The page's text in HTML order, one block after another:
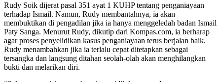
Rudy Soik dijerat pasal 351 ayat 1 KUHP tentang penganiayaan
terhadap Ismail. Namun, Rudy membantahnya, ia akan
membuktikan di pengadilan jika ia hanya menggeledah badan Ismail
Paty Sanga. Menurut Rudy, dikutip dari Kompas.com, ia berharap
agar proses penyelidikan kasus penganiayaan terus berjalan baik.
Rudy menambahkan jika ia terlalu cepat ditetapkan sebagai
tersangka dan langsung ditahan seolah-olah akan menghilangkan
bukti dan melarikan diri.